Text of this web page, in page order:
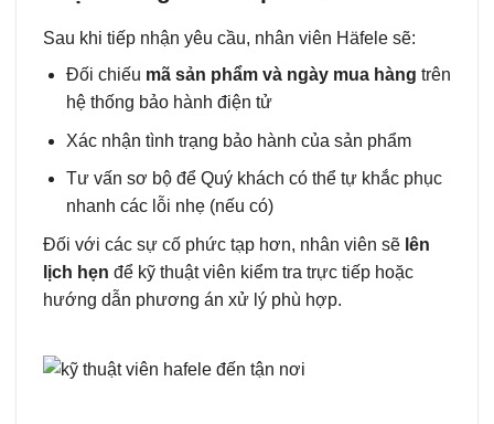
Sau khi tiếp nhận yêu cầu, nhân viên Häfele sẽ:
Đối chiếu mã sản phẩm và ngày mua hàng trên
hệ thống bảo hành điện tử
Xác nhận tình trạng bảo hành của sản phẩm
Tư vấn sơ bộ để Quý khách có thể tự khắc phục
nhanh các lỗi nhẹ (nếu có)
Đối với các sự cố phức tạp hơn, nhân viên sẽ lên
lịch hẹn để kỹ thuật viên kiểm tra trực tiếp hoặc
hướng dẫn phương án xử lý phù hợp.